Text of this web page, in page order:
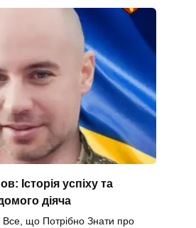
Історія успіху та
діяча
Все, що Потрібно Знати про